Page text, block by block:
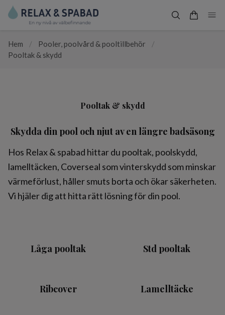
Hem / Pooler, poolvård & pooltillbehör
/
Pooltak & skydd
Pooltak & skydd
Skydda din pool och njut av en längre badsäsong
Hos Relax & spabad hittar du pooltak, poolskydd,
lamelltäcken, Coverseal som vinterskydd som minskar
värmeförlust, håller smuts borta och ökar säkerheten.
Vi hjäler dig att hitta rätt lösning för din pool.
Låga pooltak Std pooltak
Ribcover Lamelltäcke